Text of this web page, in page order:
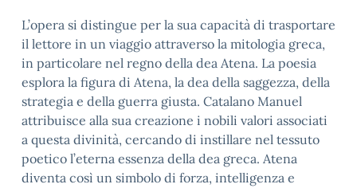
L’opera si distingue per la sua capacità di trasportare
il lettore in un viaggio attraverso la mitologia greca,
in particolare nel regno della dea Atena. La poesia
esplora la figura di Atena, la dea della saggezza, della
strategia e della guerra giusta. Catalano Manuel
attribuisce alla sua creazione i nobili valori associati
a questa divinità, cercando di instillare nel tessuto
poetico l’eterna essenza della dea greca. Atena
diventa così un simbolo di forza, intelligenza e